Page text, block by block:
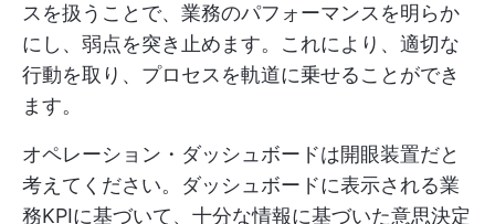
スを扱うことで、業務のパフォーマンスを明らか
にし、弱点を突き止めます。これにより、適切な
行動を取り、プロセスを軌道に乗せることができ
ます。
オペレーション・ダッシュボードは開眼装置だと
考えてください。ダッシュボードに表示される業
務KPIに基づいて、十分な情報に基づいた意思決定